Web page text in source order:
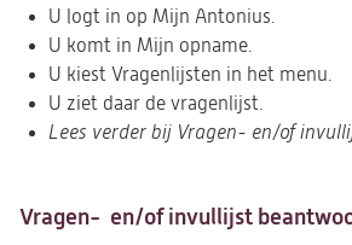
U logt in op Mijn Antonius.
U komt in Mijn opname.
U kiest Vragenlijsten in het menu.
U ziet daar de vragenlijst.
Lees verder bij Vragen- en/of
Vragen- en/of invullijst